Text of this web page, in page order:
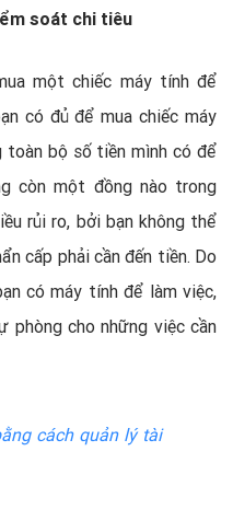
soát chi tiêu
một chiếc máy tính để
có đủ để mua chiếc máy
toàn bộ số tiền mình có để
còn một đồng nào trong
rủi ro, bởi bạn không thể
cấp phải cần đến tiền. Do
có máy tính để làm việc,
phòng cho những việc cần
cách quản lý tài